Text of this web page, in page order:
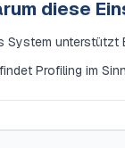
diese
System unterstützt
Profiling im